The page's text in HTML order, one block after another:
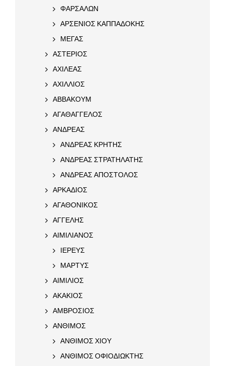
ΦΑΡΣΑΛΩΝ
ΑΡΣΕΝΙΟΣ ΚΑΠΠΑΔΟΚΗΣ
ΜΕΓΑΣ
ΑΣΤΕΡΙΟΣ
ΑΧΙΛΕΑΣ
ΑΧΙΛΛΙΟΣ
ΑΒΒΑΚΟΥΜ
ΑΓΑΘΑΓΓΕΛΟΣ
ΑΝΔΡΕΑΣ
ΑΝΔΡΕΑΣ ΚΡΗΤΗΣ
ΑΝΔΡΕΑΣ ΣΤΡΑΤΗΛΑΤΗΣ
ΑΝΔΡΕΑΣ ΑΠΟΣΤΟΛΟΣ
ΑΡΚΑΔΙΟΣ
ΑΓΑΘΟΝΙΚΟΣ
ΑΓΓΕΛΗΣ
ΑΙΜΙΛΙΑΝΟΣ
ΙΕΡΕΥΣ
ΜΑΡΤΥΣ
ΑΙΜΙΛΙΟΣ
ΑΚΑΚΙΟΣ
ΑΜΒΡΟΣΙΟΣ
ΑΝΘΙΜΟΣ
ΑΝΘΙΜΟΣ ΧΙΟΥ
ΑΝΘΙΜΟΣ ΟΦΙΟΔΙΩΚΤΗΣ